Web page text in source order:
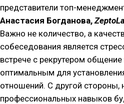
представители топ-
Анастасия Богданова,
Важно не количество, а
собеседования является
встрече с рекрутером
оптимальным для
отношений. С другой стороны,
профессиональных навыков